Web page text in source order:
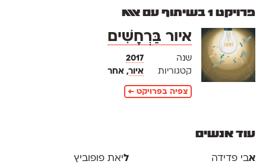
פרויקט 1 בשיתוף עם אאא
איור בַּרְחָשִׁים
שנה
2017
קטגוריות
איור, אחר
צפיה בפרויקט ←
עוד אנשים
אבי פדידה
ליאת פופוביץ